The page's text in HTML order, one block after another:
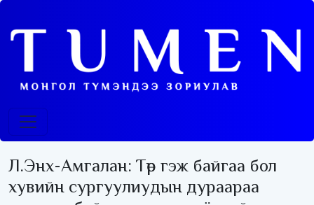
Л.Энх-Амгалан: Төр гэж байгаа бол
хувийн сургуулиудын дураараа